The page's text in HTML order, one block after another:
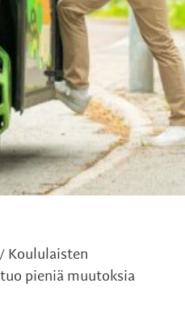
/ Koululaisten
pieniä muutoksia